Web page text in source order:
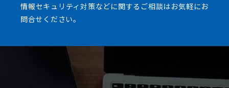
情報セキュリティ対策などに関するご相談はお気軽にお
問合せください。